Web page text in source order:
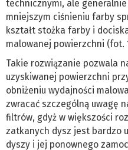
technicznymi, ale
mniejszym ciśnieniu farby
kształt stożka farby i
malowanej powierzchni (fot.
Takie rozwiązanie pozwala
uzyskiwanej powierzchni
obniżeniu wydajności
zwracać szczególną uwagę
filtrów, gdyż w większości
zatkanych dysz jest bardzo
dyszy i jej ponownego